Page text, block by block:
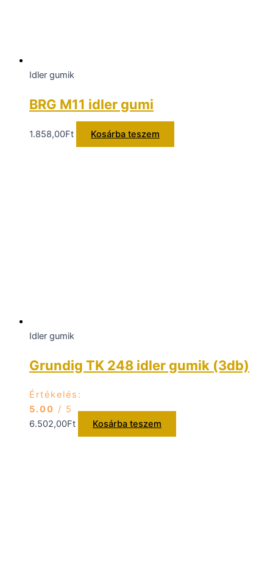
Idler gumik
BRG M11 idler gumi
1.858,00Ft Kosárba teszem
Idler gumik
Grundig TK 248 idler gumik (3db)
Értékelés:
5.00 / 5
6.502,00Ft Kosárba teszem